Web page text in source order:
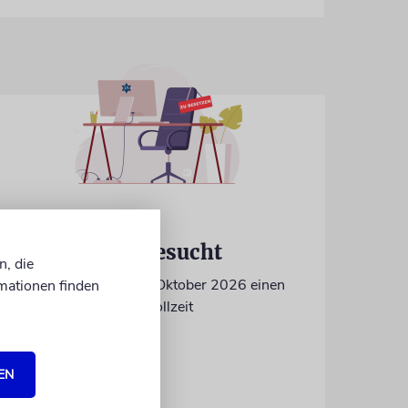
Volontär/in gesucht
Wir suchen zum 15. Oktober 2026 einen
Volontär (m/w/d) in Vollzeit
die
finden